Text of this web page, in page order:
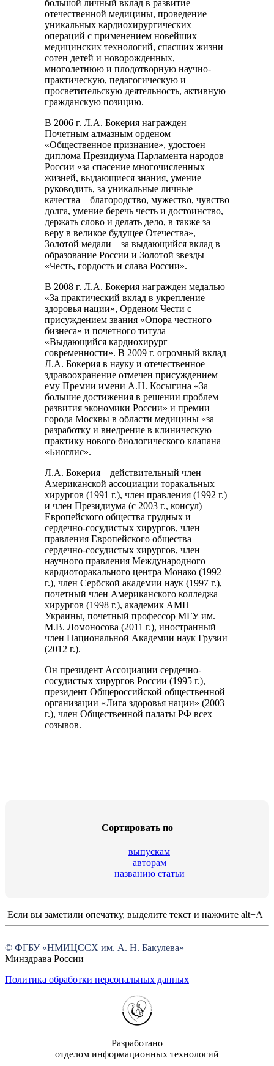
большой личный вклад в развитие
отечественной медицины, проведение
уникальных кардиохирургических
операций с применением новейших
медицинских технологий, спасших жизни
сотен детей и новорожденных,
многолетнюю и плодотворную научно-
практическую, педагогическую и
просветительскую деятельность, активную
гражданскую позицию.
В 2006 г. Л.А. Бокерия награжден
Почетным алмазным орденом
«Общественное признание», удостоен
диплома Президиума Парламента народов
России «за спасение многочисленных
жизней, выдающиеся знания, умение
руководить, за уникальные личные
качества – благородство, мужество, чувство
долга, умение беречь честь и достоинство,
держать слово и делать дело, в также за
веру в великое будущее Отечества»,
Золотой медали – за выдающийся вклад в
образование России и Золотой звезды
«Честь, гордость и слава России».
В 2008 г. Л.А. Бокерия награжден медалью
«За практический вклад в укрепление
здоровья нации», Орденом Чести с
присуждением звания «Опора честного
бизнеса» и почетного титула
«Выдающийся кардиохирург
современности». В 2009 г. огромный вклад
Л.А. Бокерия в науку и отечественное
здравоохранение отмечен присуждением
ему Премии имени А.Н. Косыгина «За
большие достижения в решении проблем
развития экономики России» и премии
города Москвы в области медицины «за
разработку и внедрение в клиническую
практику нового биологического клапана
«Биоглис».
Л.А. Бокерия – действительный член
Американской ассоциации торакальных
хирургов (1991 г.), член правления (1992 г.)
и член Президиума (с 2003 г., консул)
Европейского общества грудных и
сердечно-сосудистых хирургов, член
правления Европейского общества
сердечно-сосудистых хирургов, член
научного правления Международного
кардиоторакального центра Монако (1992
г.), член Сербской академии наук (1997 г.),
почетный член Американского колледжа
хирургов (1998 г.), академик АМН
Украины, почетный профессор МГУ им.
М.В. Ломоносова (2011 г.), иностранный
член Национальной Академии наук Грузии
(2012 г.).
Он президент Ассоциации сердечно-
сосудистых хирургов России (1995 г.),
президент Общероссийской общественной
организации «Лига здоровья нации» (2003
г.), член Общественной палаты РФ всех
созывов.
Cортировать по
выпускам
авторам
названию статьи
Если вы заметили опечатку, выделите текст и нажмите alt+A
© ФГБУ «НМИЦССХ им. А. Н. Бакулева»
Минздрава России
Политика обработки персональных данных
Разработано
отделом информационных технологий